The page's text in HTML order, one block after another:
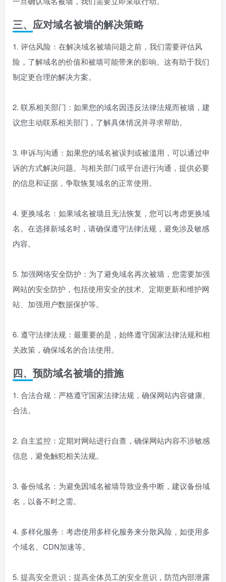
三、应对域名被墙的解决策略
1. 评估风险：在解决域名被墙问题之前，我们需要评估风
险，了解域名的价值和被墙可能带来的影响。这有助于我们
制定更合理的解决方案。
2. 联系相关部门：如果您的域名因违反法律法规而被墙，建
议您主动联系相关部门，了解具体情况并寻求帮助。
3. 申诉与沟通：如果您的域名被误判或被滥用，可以通过申
诉的方式解决问题。与相关部门或平台进行沟通，提供必要
的信息和证据，争取恢复域名的正常使用。
4. 更换域名：如果域名被墙且无法恢复，您可以考虑更换域
名。在选择新域名时，请确保遵守法律法规，避免涉及敏感
内容。
5. 加强网络安全防护：为了避免域名再次被墙，您需要加强
网站的安全防护，包括使用安全的技术、定期更新和维护网
站、加强用户数据保护等。
6. 遵守法律法规：最重要的是，始终遵守国家法律法规和相
关政策，确保域名的合法使用。
四、预防域名被墙的措施
1. 合法合规：严格遵守国家法律法规，确保网站内容健康、
合法。
2. 自主监控：定期对网站进行自查，确保网站内容不涉敏感
信息，避免触犯相关法规。
3. 备份域名：为避免因域名被墙导致业务中断，建议备份域
名，以备不时之需。
4. 多样化服务：考虑使用多样化服务来分散风险，如使用多
个域名、CDN加速等。
5. 提高安全意识：提高全体员工的安全意识，防范内部泄露